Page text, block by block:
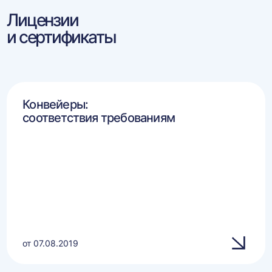
Лицензии
и сертификаты
Конвейеры:
соответствия требованиям
от 07.08.2019